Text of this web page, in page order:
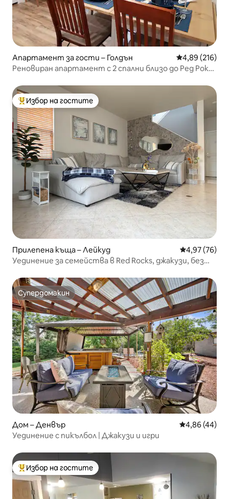
Апартамент за гости – Голдън Средна
4,89 (216)
Реновиран апартамент с 2 спални близо до Ред Рокс
Най-популярен избор на гостите
Избор на гостите
Прилепена къща – Лейкуд Средна
4,97 (76)
Уединение за семейства в Red Rocks, джакузи, без
Супердомакин
Супердомакин
Дом – Денвър Средна
4,86 (44)
Уединение с пикълбол | Джакузи и игри
Най-популярен избор на гостите
Избор на гостите